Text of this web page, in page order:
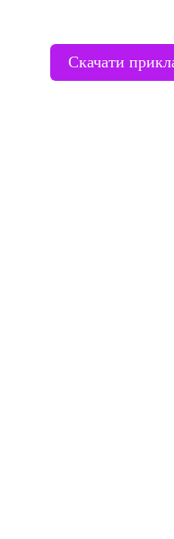
Скачати